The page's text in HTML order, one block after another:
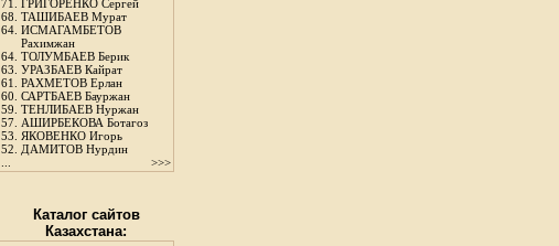
71. ГРИГОРЕНКО Сергей
68. ТАШИБАЕВ Мурат
64. ИСМАГАМБЕТОВ
Рахимжан
64. ТОЛУМБАЕВ Берик
63. УРАЗБАЕВ Кайрат
61. РАХМЕТОВ Ерлан
60. САРТБАЕВ Бауржан
59. ТЕНЛИБАЕВ Нуржан
57. АШИРБЕКОВА Ботагоз
53. ЯКОВЕНКО Игорь
52. ДАМИТОВ Нурдин
>>>
Каталог сайтов
Казахстана: